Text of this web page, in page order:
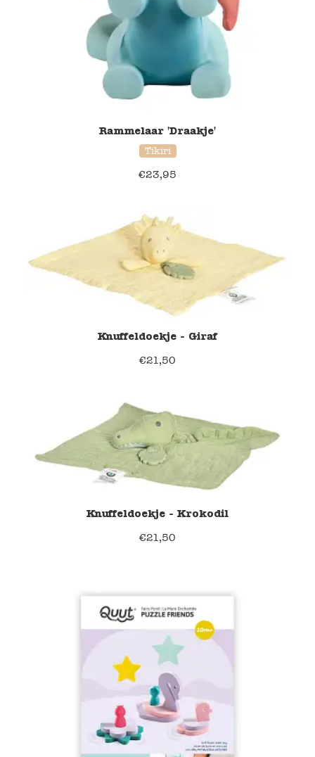
Rammelaar 'Draakje'
Tikiri
€23,95
Knuffeldoekje - Giraf
€21,50
Knuffeldoekje - Krokodil
€21,50